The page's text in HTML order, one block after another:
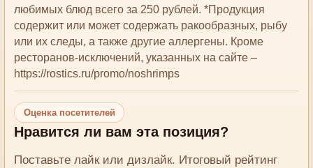
любимых блюд всего за 250 рублей. *Продукция
содержит или может содержать ракообразных, рыбу
или их следы, а также другие аллергены. Кроме
ресторанов-исключений, указанных на сайте –
https://rostics.ru/promo/noshrimps
Оценка посетителей
Нравится ли вам эта позиция?
Поставьте лайк или дизлайк. Итоговый рейтинг